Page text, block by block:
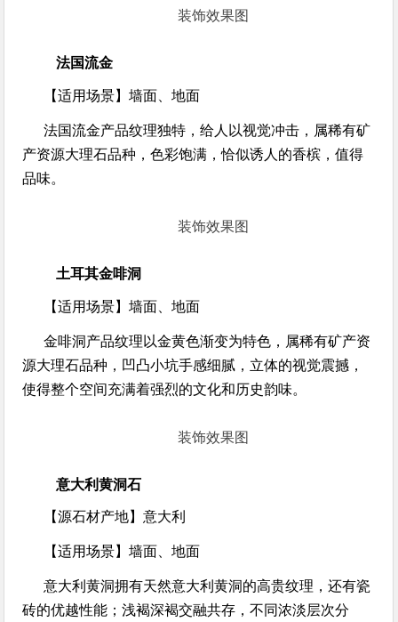
装饰效果图
法国流金
【适用场景】墙面、地面
法国流金产品纹理独特，给人以视觉冲击，属稀有矿
产资源大理石品种，色彩饱满，恰似诱人的香槟，值得
品味。
装饰效果图
土耳其金啡洞
【适用场景】墙面、地面
金啡洞产品纹理以金黄色渐变为特色，属稀有矿产资
源大理石品种，凹凸小坑手感细腻，立体的视觉震撼，
使得整个空间充满着强烈的文化和历史韵味。
装饰效果图
意大利黄洞石
【源石材产地】意大利
【适用场景】墙面、地面
意大利黄洞拥有天然意大利黄洞的高贵纹理，还有瓷
砖的优越性能；浅褐深褐交融共存，不同浓淡层次分